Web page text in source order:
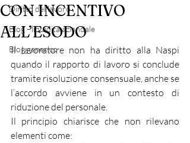
Diritto del lavoro
Blog - liquidità aziendale
Blog generico
CON INCENTIVO
ALL’ESODO
Il lavoratore non ha diritto alla Naspi
quando il rapporto di lavoro si conclude
tramite risoluzione consensuale, anche se
l’accordo avviene in un contesto di
riduzione del personale.
Il principio chiarisce che non rilevano
elementi come: